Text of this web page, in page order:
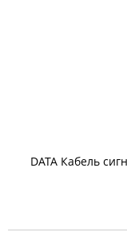
DATA Кабель